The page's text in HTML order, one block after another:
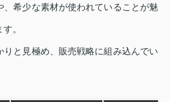
、希少な素材が使われていることが魅
。
りと見極め、販売戦略に組み込んでい